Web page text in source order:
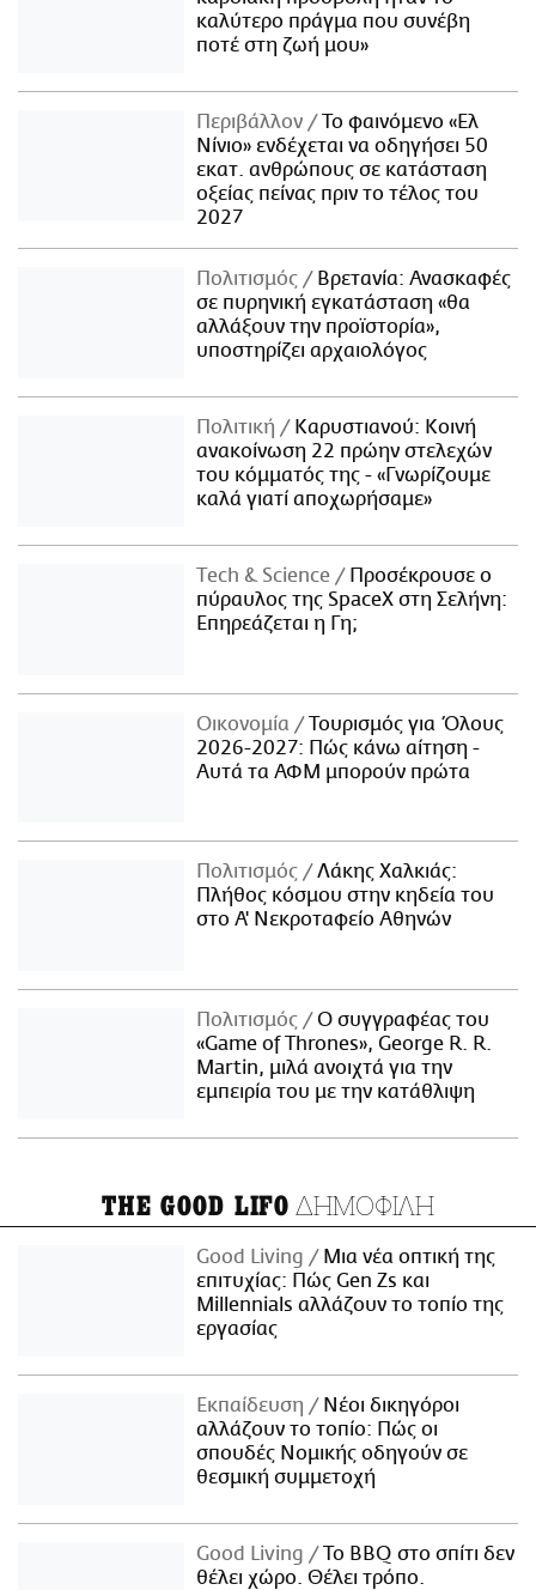
καλύτερο πράγμα που συνέβη
ποτέ στη ζωή μου»
Περιβάλλον
Το φαινόμενο «Ελ
Νίνιο» ενδέχεται να οδηγήσει 50
εκατ. ανθρώπους σε κατάσταση
οξείας πείνας πριν το τέλος του
2027
Πολιτισμός
Βρετανία: Ανασκαφές
σε πυρηνική εγκατάσταση «θα
αλλάξουν την προϊστορία»,
υποστηρίζει αρχαιολόγος
Πολιτική
Καρυστιανού: Κοινή
ανακοίνωση 22 πρώην στελεχών
του κόμματός της - «Γνωρίζουμε
καλά γιατί αποχωρήσαμε»
Τech & Science
Προσέκρουσε ο
πύραυλος της SpaceX στη Σελήνη:
Επηρεάζεται η Γη;
Οικονομία
Τουρισμός για Όλους
2026-2027: Πώς κάνω αίτηση -
Αυτά τα ΑΦΜ μπορούν πρώτα
Πολιτισμός
Λάκης Χαλκιάς:
Πλήθος κόσμου στην κηδεία του
στο Α' Νεκροταφείο Αθηνών
Πολιτισμός
Ο συγγραφέας του
«Game of Thrones», George R. R.
Martin, μιλά ανοιχτά για την
εμπειρία του με την κατάθλιψη
THE GOOD LIFO ΔΗΜΟΦΙΛΗ
Good Living
Μια νέα οπτική της
επιτυχίας: Πώς Gen Zs και
Millennials αλλάζουν το τοπίο της
εργασίας
Εκπαίδευση
Νέοι δικηγόροι
αλλάζουν το τοπίο: Πώς οι
σπουδές Νομικής οδηγούν σε
θεσμική συμμετοχή
Good Living
Το BBQ στο σπίτι δεν
θέλει χώρο. Θέλει τρόπο.